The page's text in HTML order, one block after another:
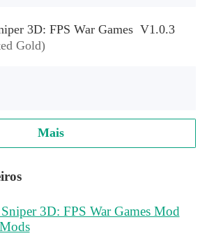
WW2 Sniper 3D: FPS War Games V1.0.3
Gold)
Mais
3D: FPS War Games Mod